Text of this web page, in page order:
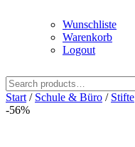
Wunschliste
Warenkorb
Logout
for:
Start / Schule & Büro / Stifte
-56%